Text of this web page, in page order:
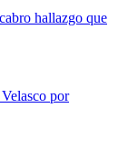
hallazgo que
por